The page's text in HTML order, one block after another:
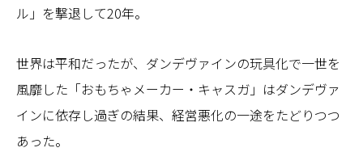
ル」を撃退して20年。
世界は平和だったが、ダンデヴァインの玩具化で⼀世を
⾵靡した「おもちゃメーカー・キャスガ」はダンデヴァ
インに依存し過ぎの結果、経営悪化の⼀途をたどりつつ
あった。